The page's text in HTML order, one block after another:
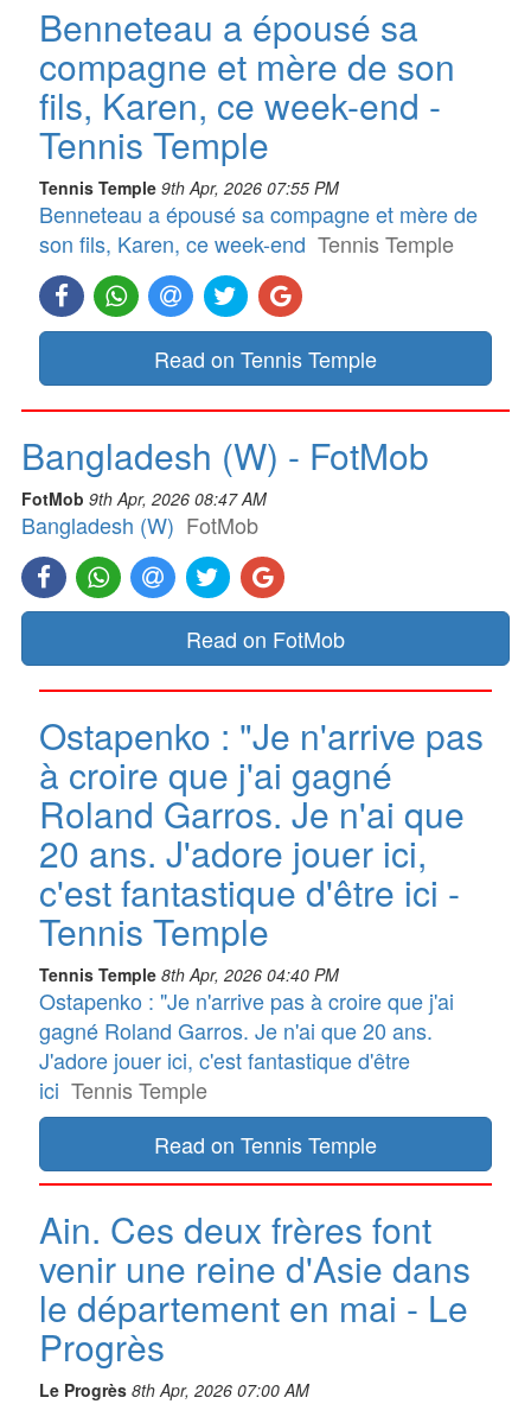
Benneteau a épousé sa
compagne et mère de son
fils, Karen, ce week-end -
Tennis Temple
Tennis Temple 9th Apr, 2026 07:55 PM
Benneteau a épousé sa compagne et mère de
son fils, Karen, ce week-end Tennis Temple
Read on Tennis Temple
Bangladesh (W) - FotMob
FotMob 9th Apr, 2026 08:47 AM
Bangladesh (W) FotMob
Read on FotMob
Ostapenko : "Je n'arrive pas
à croire que j'ai gagné
Roland Garros. Je n'ai que
20 ans. J'adore jouer ici,
c'est fantastique d'être ici -
Tennis Temple
Tennis Temple 8th Apr, 2026 04:40 PM
Ostapenko : "Je n'arrive pas à croire que j'ai
gagné Roland Garros. Je n'ai que 20 ans.
J'adore jouer ici, c'est fantastique d'être
ici Tennis Temple
Read on Tennis Temple
Ain. Ces deux frères font
venir une reine d'Asie dans
le département en mai - Le
Progrès
Le Progrès 8th Apr, 2026 07:00 AM